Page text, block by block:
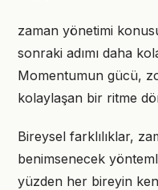
zaman yönetimi
sonraki adımı daha
Momentumun gücü,
kolaylaşan bir ritme
Bireysel farklılıklar,
benimsenecek
yüzden her bireyin